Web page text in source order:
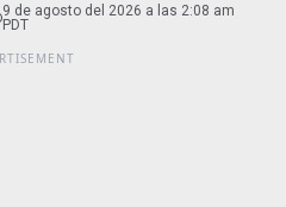
9 de agosto del 2026 a las 2:08 am
PDT